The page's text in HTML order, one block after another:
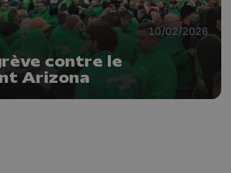
10/02/2026
contre le
Arizona